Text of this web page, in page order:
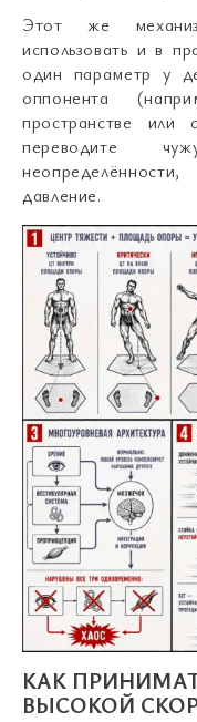
Этот же
использовать и в
один параметр у
оппонента
пространстве
переводите
давление.
КАК
ВЫСОКОЙ